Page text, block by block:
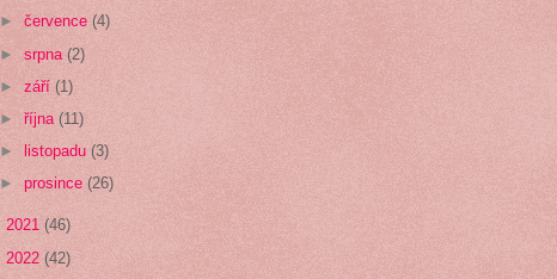
►července(4)
►srpna(2)
►září(1)
►října(11)
►
listopadu(3)
►prosince(26)
2021 (46)
2022 (42)